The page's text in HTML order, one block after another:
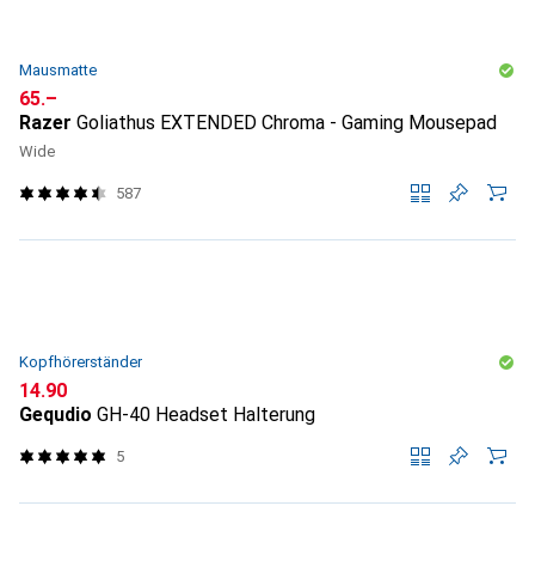
Mausmatte
CHF
65.–
Razer Goliathus EXTENDED Chroma - Gaming Mousepad
Wide
587
Kopfhörerständer
CHF
14.90
Gequdio GH-40 Headset Halterung
5